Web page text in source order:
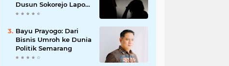
Dusun Sokorejo Lapor
Polisi Petarukan
Bayu Prayogo: Dari
Bisnis Umroh ke Dunia
Politik Semarang